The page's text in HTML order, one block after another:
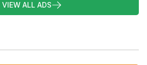
VIEW ALL ADS